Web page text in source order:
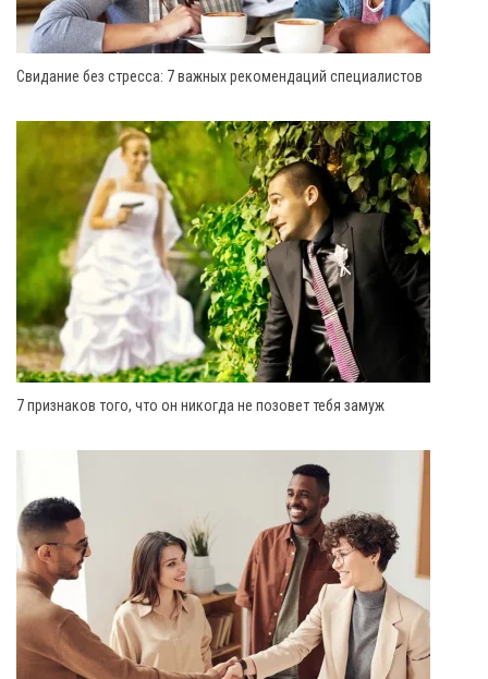
Свидание без стресса: 7 важных рекомендаций специалистов
7 признаков того, что он никогда не позовет тебя замуж